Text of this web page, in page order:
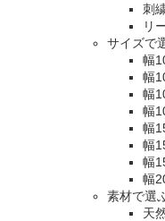
刺
リ
サイズで
幅
幅
幅
幅
幅
幅
幅
幅
素材で選
天